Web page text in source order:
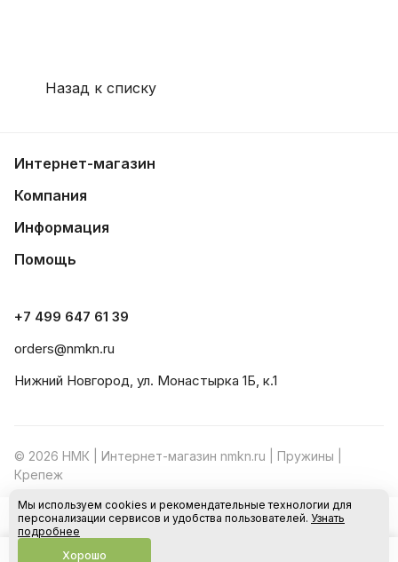
В корзину
Назад к списку
Интернет-магазин
Компания
Информация
Помощь
+7 499 647 61 39
orders@nmkn.ru
Нижний Новгород, ул. Монастырка 1Б, к.1
© 2026 НМК | Интернет-магазин nmkn.ru | Пружины |
Крепеж
Конфиденциальность Оферта
Мы используем cookies и рекомендательные технологии для
персонализации сервисов и удобства пользователей. Узнать
подробнее
Хорошо